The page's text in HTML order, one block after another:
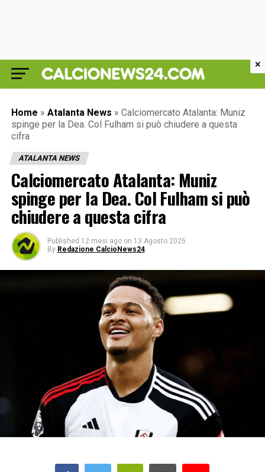
Home » Atalanta News » Calciomercato Atalanta: Muniz
spinge per la Dea. Col Fulham si può chiudere a questa
cifra
ATALANTA NEWS
Calciomercato Atalanta: Muniz
spinge per la Dea. Col Fulham si può
chiudere a questa cifra
Published 12 mesi ago on 13 Agosto 2025
By Redazione CalcioNews24
×